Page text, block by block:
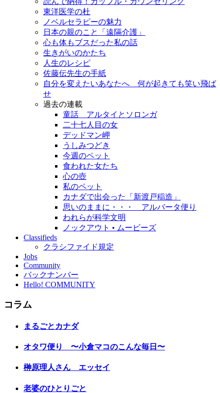
東洋医学の杜
ノベルセラピーの魅力
日本の親のこと「遠隔介護」
心も体もブスだった私の話
生きがいのかたち
人生のレシピ
佐藤伝先生の手紙
自分を変えたいあなたへ 何が起きても笑い飛ば
せ
過去の連載
童話 アルタイとソロンガ
二十七人目の女
デッドマン岬
うしみつどき
今週のペット
食われた女たち
心の壺
私のペット
カナダで出会った「新渡戸稲造」
思いのままに・・・ アルバータ便り
われらが科学文明
ノックアウト • ムービーズ
Classifieds
クラシファイド規定
Jobs
Community
バックナンバー
Hello! COMMUNITY
コラム
まるごとカナダ
オタワ便り 〜小倉マコのこんな毎日〜
榊原理人さん エッセイ
老婆のひとりごと